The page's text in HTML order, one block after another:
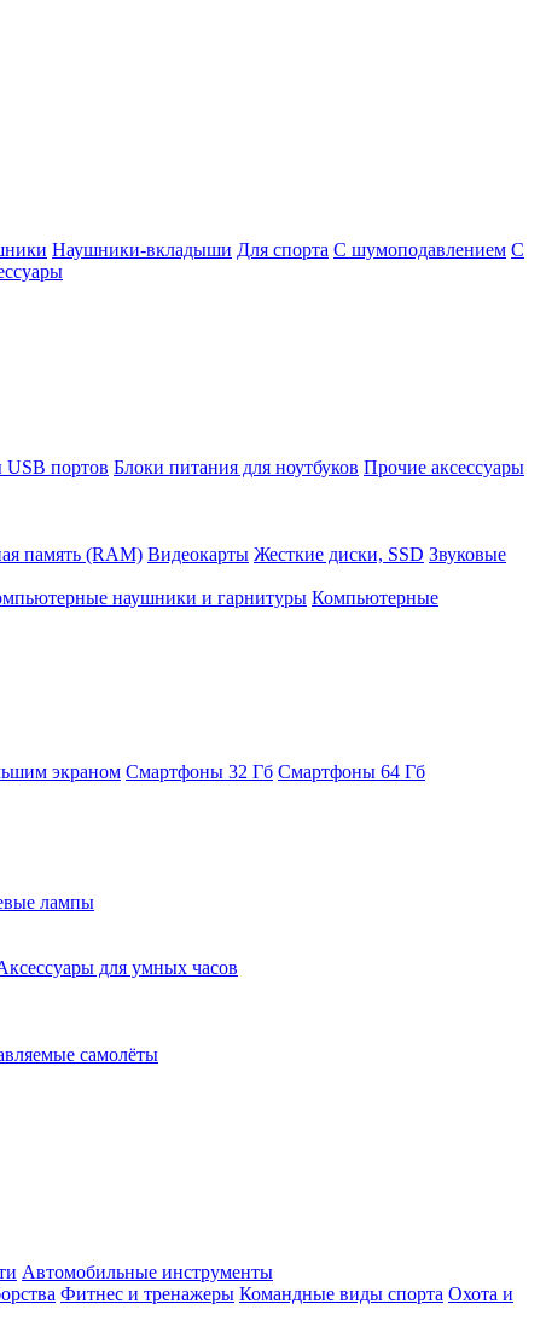
Наушники-вкладыши Для спорта С шумоподавлением С
USB портов Блоки питания для ноутбуков Прочие аксессуары
память (RAM) Видеокарты Жесткие диски, SSD Звуковые
наушники и гарнитуры Компьютерные
экраном Смартфоны 32 Гб Смартфоны 64 Гб
лампы
для умных часов
самолёты
Автомобильные инструменты
Фитнес и тренажеры Командные виды спорта Охота и